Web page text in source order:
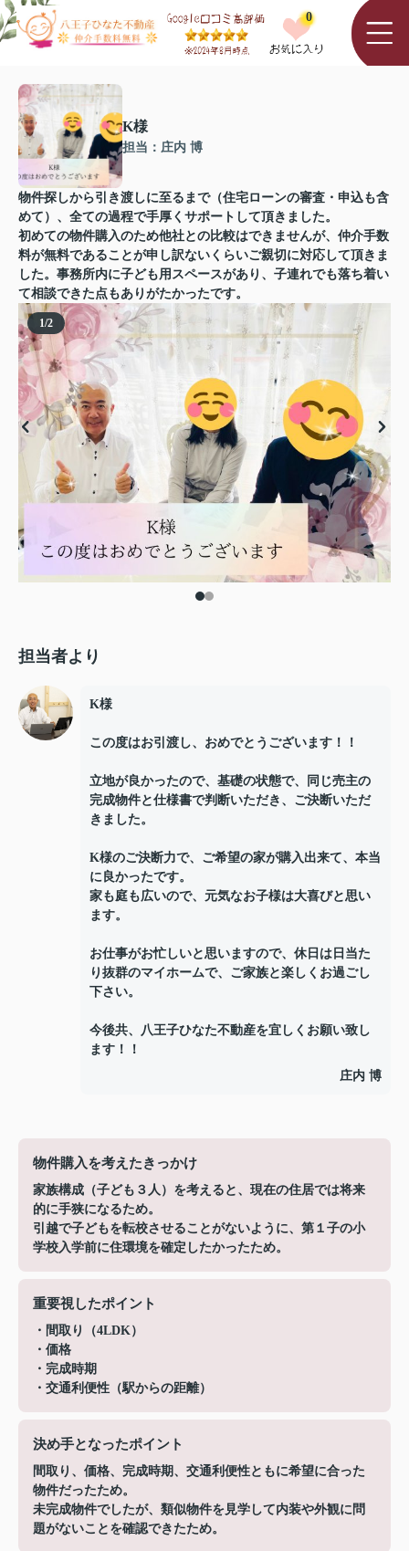
0
K様
担当：庄内 博
物件探しから引き渡しに至るまで（住宅ローンの審査・申込も含
めて）、全ての過程で手厚くサポートして頂きました。
初めての物件購入のため他社との比較はできませんが、仲介手数
料が無料であることが申し訳ないくらいご親切に対応して頂きま
した。事務所内に子ども用スペースがあり、子連れでも落ち着い
て相談できた点もありがたかったです。
1/2
担当者より
K様
この度はお引渡し、おめでとうございます！！
立地が良かったので、基礎の状態で、同じ売主の
完成物件と仕様書で判断いただき、ご決断いただ
きました。
K様のご決断力で、ご希望の家が購入出来て、本当
に良かったです。
家も庭も広いので、元気なお子様は大喜びと思い
ます。
お仕事がお忙しいと思いますので、休日は日当た
り抜群のマイホームで、ご家族と楽しくお過ごし
下さい。
今後共、八王子ひなた不動産を宜しくお願い致し
ます！！
庄内 博
物件購入を考えたきっかけ
家族構成（子ども３人）を考えると、現在の住居では将来
的に手狭になるため。
引越で子どもを転校させることがないように、第１子の小
学校入学前に住環境を確定したかったため。
重要視したポイント
・間取り（4LDK）
・価格
・完成時期
・交通利便性（駅からの距離）
決め手となったポイント
間取り、価格、完成時期、交通利便性ともに希望に合った
物件だったため。
未完成物件でしたが、類似物件を見学して内装や外観に問
題がないことを確認できたため。